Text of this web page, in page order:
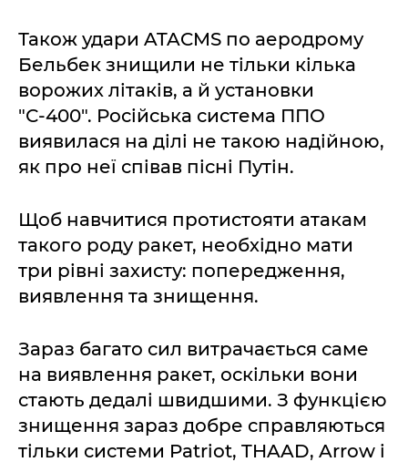
Також удари ATACMS по аеродрому
Бельбек знищили не тільки кілька
ворожих літаків, а й установки
"С-400". Російська система ППО
виявилася на ділі не такою надійною,
як про неї співав пісні Путін.
Щоб навчитися протистояти атакам
такого роду ракет, необхідно мати
три рівні захисту: попередження,
виявлення та знищення.
Зараз багато сил витрачається саме
на виявлення ракет, оскільки вони
стають дедалі швидшими. З функцією
знищення зараз добре справляються
тільки системи Patriot, THAAD, Arrow і